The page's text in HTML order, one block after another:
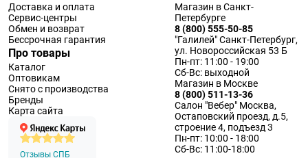
Доставка и оплата
Сервис-центры
Обмен и возврат
Бессрочная гарантия
Про товары
Каталог
Оптовикам
Снято с производства
Бренды
Карта сайта
Отзывы СПБ
Магазин в Санкт-
Петербурге
8 (800) 555-50-85
"Галилей" Санкт-Петербург,
ул. Новороссийская 53 Б
Пн-пт: 11:00 - 19:00
Сб-Вс: выходной
Магазин в Москве
8 (800) 511-13-36
Салон "Вебер" Москва,
Остаповский проезд, д.5,
строение 4, подъезд 3
Пн-пт: 10:00 - 18:00
Сб-Вс: 11:00-18:00